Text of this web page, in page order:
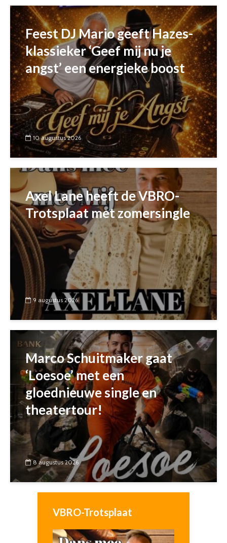
Feest DJ Mario geeft Hazes-
klassieker ‘Geef mij nu je
angst’ een energieke boost
10 augustus 2026
Axel Lane heeft de VBRO-
Trotsplaat met zomersingle
9 augustus 2026
Marco Schuitmaker gaat
‘Loesoe’ met een
gloednieuwe single en
theatertour!
8 augustus 2026
VBRO-Trotsplaat